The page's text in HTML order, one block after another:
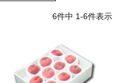
6件中 1-6件表示